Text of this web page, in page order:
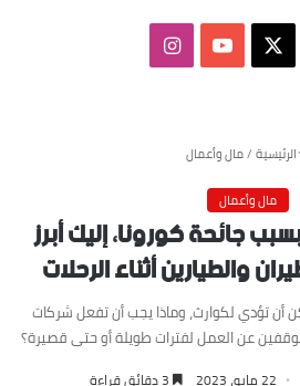
‫YouTubeانستقرام